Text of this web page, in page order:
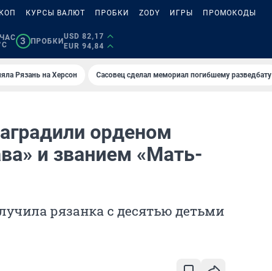
КУРСЫ ВАЛЮТ ПРОБКИ ZODY ИГРЫ ПРОМОКОДЫ
3 ПРОБКИ
USD 82,17
EUR 94,84
Рязань на Херсон Сасовец сделал мемориал погибшему разведбату
орденом
и званием «Мать-
рязанка с десятью детьми